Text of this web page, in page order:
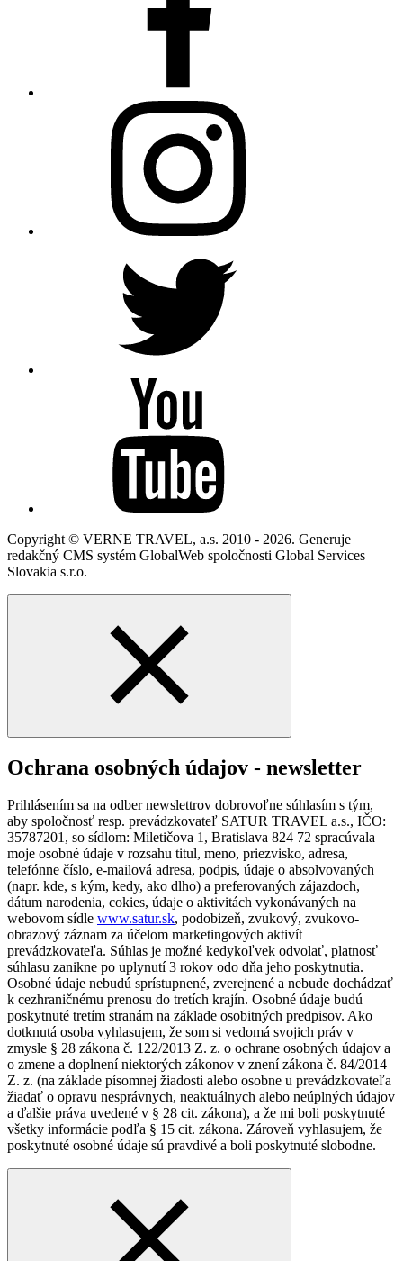
Copyright © VERNE TRAVEL, a.s. 2010 - 2026. Generuje
redakčný CMS systém GlobalWeb spoločnosti Global Services
Slovakia s.r.o.
Ochrana osobných údajov - newsletter
Prihlásením sa na odber newslettrov dobrovoľne súhlasím s tým,
aby spoločnosť resp. prevádzkovateľ SATUR TRAVEL a.s., IČO:
35787201, so sídlom: Miletičova 1, Bratislava 824 72 spracúvala
moje osobné údaje v rozsahu titul, meno, priezvisko, adresa,
telefónne číslo, e-mailová adresa, podpis, údaje o absolvovaných
(napr. kde, s kým, kedy, ako dlho) a preferovaných zájazdoch,
dátum narodenia, cokies, údaje o aktivitách vykonávaných na
webovom sídle www.satur.sk, podobizeň, zvukový, zvukovo-
obrazový záznam za účelom marketingových aktivít
prevádzkovateľa. Súhlas je možné kedykoľvek odvolať, platnosť
súhlasu zanikne po uplynutí 3 rokov odo dňa jeho poskytnutia.
Osobné údaje nebudú sprístupnené, zverejnené a nebude dochádzať
k cezhraničnému prenosu do tretích krajín. Osobné údaje budú
poskytnuté tretím stranám na základe osobitných predpisov. Ako
dotknutá osoba vyhlasujem, že som si vedomá svojich práv v
zmysle § 28 zákona č. 122/2013 Z. z. o ochrane osobných údajov a
o zmene a doplnení niektorých zákonov v znení zákona č. 84/2014
Z. z. (na základe písomnej žiadosti alebo osobne u prevádzkovateľa
žiadať o opravu nesprávnych, neaktuálnych alebo neúplných údajov
a ďalšie práva uvedené v § 28 cit. zákona), a že mi boli poskytnuté
všetky informácie podľa § 15 cit. zákona. Zároveň vyhlasujem, že
poskytnuté osobné údaje sú pravdivé a boli poskytnuté slobodne.